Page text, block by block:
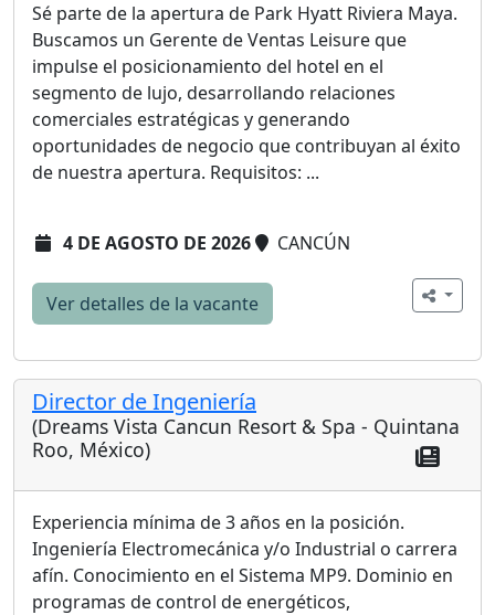
Sé parte de la apertura de Park Hyatt Riviera Maya.
Buscamos un Gerente de Ventas Leisure que
impulse el posicionamiento del hotel en el
segmento de lujo, desarrollando relaciones
comerciales estratégicas y generando
oportunidades de negocio que contribuyan al éxito
de nuestra apertura. Requisitos: ...
4 DE AGOSTO DE 2026 CANCÚN
Ver detalles de la vacante
Director de Ingeniería
(Dreams Vista Cancun Resort & Spa - Quintana
Roo, México)
Experiencia mínima de 3 años en la posición.
Ingeniería Electromecánica y/o Industrial o carrera
afín. Conocimiento en el Sistema MP9. Dominio en
programas de control de energéticos,